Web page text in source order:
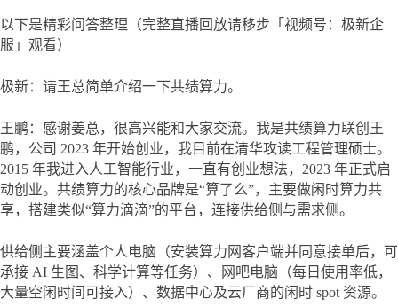
以下是精彩问答整理（完整直播回放请移步「视频号：极新企
服」观看）
极新：请王总简单介绍一下共绩算力。
王鹏：感谢姜总，很高兴能和大家交流。我是共绩算力联创王
鹏，公司 2023 年开始创业，我目前在清华攻读工程管理硕士。
2015 年我进入人工智能行业，一直有创业想法，2023 年正式启
动创业。共绩算力的核心品牌是“算了么”，主要做闲时算力共
享，搭建类似“算力滴滴”的平台，连接供给侧与需求侧。
供给侧主要涵盖个人电脑（安装算力网客户端并同意接单后，可
承接 AI 生图、科学计算等任务）、网吧电脑（每日使用率低，
大量空闲时间可接入）、数据中心及云厂商的闲时 spot 资源。